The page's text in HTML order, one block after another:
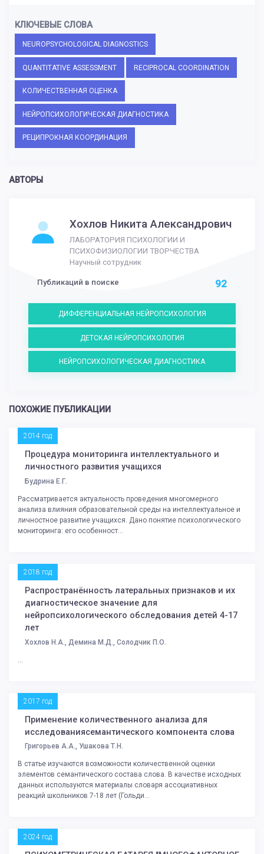
КЛЮЧЕВЫЕ СЛОВА
NEUROPSYCHOLOGICAL DIAGNOSTICS
QUANTITATIVE ASSESSMENT RECIPROCAL COORDINATION
КОЛИЧЕСТВЕННАЯ ОЦЕНКА
НЕЙРОПСИХОЛОГИЧЕСКАЯ ДИАГНОСТИКА
РЕЦИПРОКНАЯ КООРДИНАЦИЯ
АВТОРЫ
Хохлов Никита Александрович
ЛАБОРАТОРИЯ ПСИХОЛОГИИ И
ПСИХОФИЗИОЛОГИИ ТВОРЧЕСТВА
Научный сотрудник
Публикаций в поиске 92
ДИФФЕРЕНЦИАЛЬНАЯ НЕЙРОПСИХОЛОГИЯ
ДЕТСКАЯ НЕЙРОПСИХОЛОГИЯ
НЕЙРОПСИХОЛОГИЧЕСКАЯ ДИАГНОСТИКА
ПОХОЖИЕ ПУБЛИКАЦИИ
2014 год
Процедура мониторинга интеллектуального и
личностного развития учащихся
Будрина Е.Г.
Рассматривается актуальность проведения многомерного
анализа влияния образовательной среды на интеллектуальное и
личностное развитие учащихся. Дано понятие психологического
мониторинга: его особенност...
2018 год
Распространённость латеральных признаков и их
диагностическое значение для
нейропсихологического обследования детей 4-17
лет
Хохлов Н.А., Демина М.Д., Солодчик П.О.
2017 год
Применение количественного анализа для
исследованиясемантического компонента слова
Григорьев А.А., Ушакова Т.Н.
В статье изучаются возможности количественной оценки
элементов семантического состава слова. В качестве исходных
данных используются материалы словаря ассоциативных
реакций школьников 7-18 лет (Гольди...
2024 год